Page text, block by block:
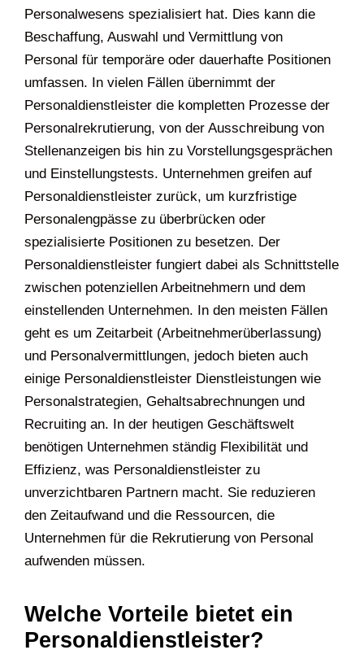
Personalwesens spezialisiert hat. Dies kann die
Beschaffung, Auswahl und Vermittlung von
Personal für temporäre oder dauerhafte Positionen
umfassen. In vielen Fällen übernimmt der
Personaldienstleister die kompletten Prozesse der
Personalrekrutierung, von der Ausschreibung von
Stellenanzeigen bis hin zu Vorstellungsgesprächen
und Einstellungstests. Unternehmen greifen auf
Personaldienstleister zurück, um kurzfristige
Personalengpässe zu überbrücken oder
spezialisierte Positionen zu besetzen. Der
Personaldienstleister fungiert dabei als Schnittstelle
zwischen potenziellen Arbeitnehmern und dem
einstellenden Unternehmen. In den meisten Fällen
geht es um Zeitarbeit (Arbeitnehmerüberlassung)
und Personalvermittlungen, jedoch bieten auch
einige Personaldienstleister Dienstleistungen wie
Personalstrategien, Gehaltsabrechnungen und
Recruiting an. In der heutigen Geschäftswelt
benötigen Unternehmen ständig Flexibilität und
Effizienz, was Personaldienstleister zu
unverzichtbaren Partnern macht. Sie reduzieren
den Zeitaufwand und die Ressourcen, die
Unternehmen für die Rekrutierung von Personal
aufwenden müssen.
Welche Vorteile bietet ein
Personaldienstleister?